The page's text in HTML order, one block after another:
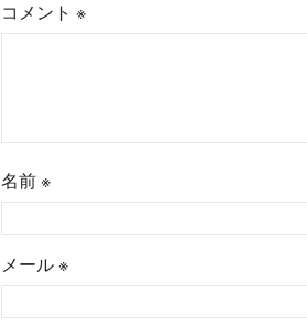
コメント※
名前※
メール※